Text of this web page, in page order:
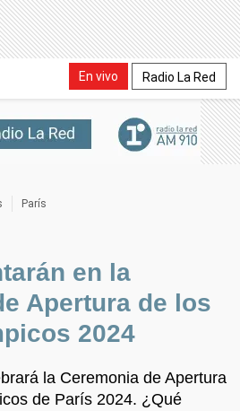
En vivo Radio La Red
París
en la
Apertura de los
2024
la Ceremonia de Apertura
de París 2024. ¿Qué